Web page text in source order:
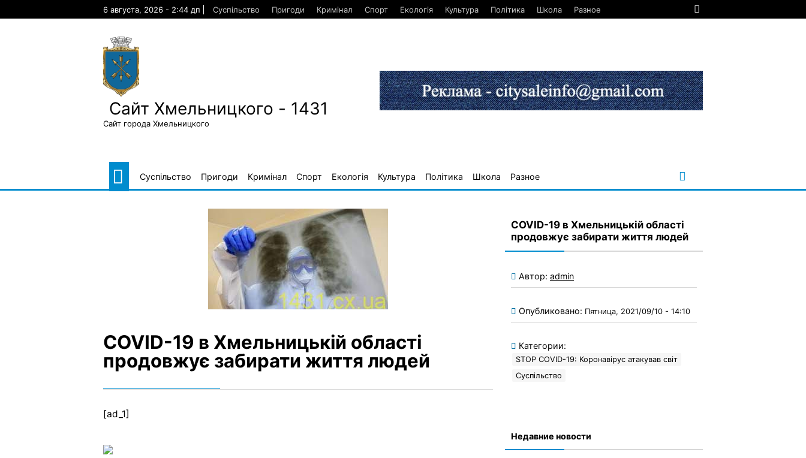
6 августа, 2026 - 2:44 дп Суспільство Пригоди Кримінал Спорт Екологія Культура Політика Школа Разное
Сайт Хмельницкого - 1431
Сайт города Хмельницкого
Суспільство Пригоди Кримінал Спорт Екологія Культура Політика Школа Разное
COVID-19 в Хмельницькій області
продовжує забирати життя людей
[ad_1]
COVID-19 в Хмельницькій області
продовжує забирати життя людей
Автор: admin
Опубликовано: Пятница, 2021/09/10 - 14:10
Категории:
STOP COVID-19: Коронавірус атакував світ
Суспільство
Недавние новости